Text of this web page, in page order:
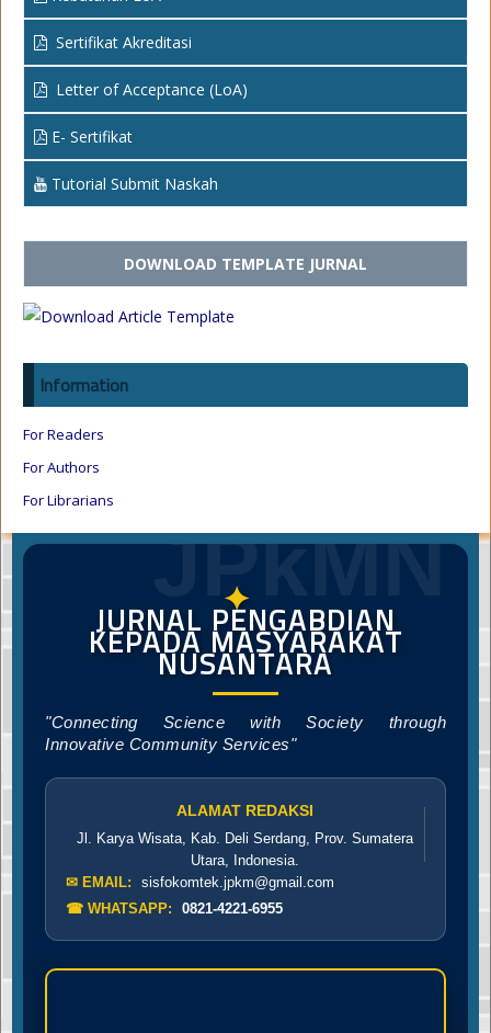
Sertifikat Akreditasi
Letter of Acceptance (LoA)
E- Sertifikat
Tutorial Submit Naskah
DOWNLOAD TEMPLATE JURNAL
Information
For Readers
For Authors
For Librarians
JPkMN
✦
JURNAL PENGABDIAN
KEPADA MASYARAKAT
NUSANTARA
"Connecting Science with Society through
Innovative Community Services"
ALAMAT REDAKSI
Jl. Karya Wisata, Kab. Deli Serdang, Prov. Sumatera
Utara, Indonesia.
✉ EMAIL:
sisfokomtek.jpkm@gmail.com
☎ WHATSAPP:
0821-4221-6955